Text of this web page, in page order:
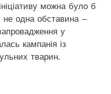
можна було б
не одна обставина –
у
кампанія із
тварин.